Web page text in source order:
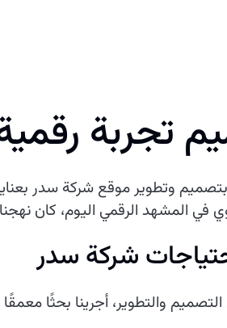
تجربة
بتصميم وتطوير موقع شركة سدر
في المشهد الرقمي اليوم، كان
شركة سدر
والتطوير، أجرينا بحثًا